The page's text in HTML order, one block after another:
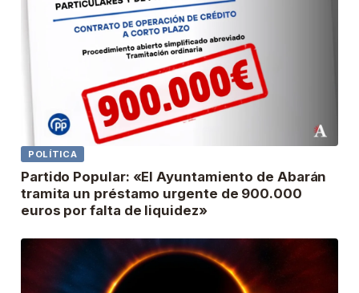
POLÍTICA
Partido Popular: «El Ayuntamiento de Abarán
tramita un préstamo urgente de 900.000
euros por falta de liquidez»